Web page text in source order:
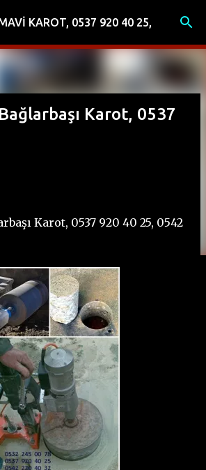
Ana içeriğe atla
KAROT, 0537 920 40 25,
Karot, 0537
Karot, 0537 920 40 25, 0542